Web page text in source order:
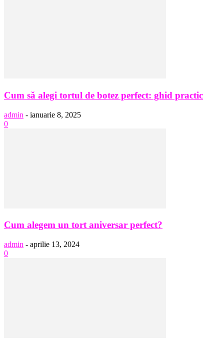
Cum să alegi tortul de botez perfect: ghid practic
admin - ianuarie 8, 2025
0
Cum alegem un tort aniversar perfect?
admin - aprilie 13, 2024
0